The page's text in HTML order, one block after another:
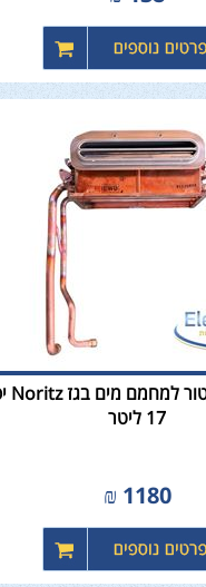
17 ליטר
1180
₪